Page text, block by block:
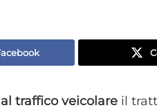
traffico veicolare il